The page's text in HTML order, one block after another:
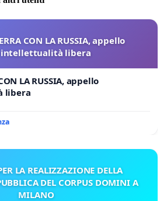
CON LA RUSSIA, appello
libera
LA RUSSIA, appello
libera
LA REALIZZAZIONE DELLA
DEL CORPUS DOMINI A
MILANO